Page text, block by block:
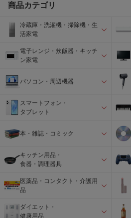
商品カテゴリ
冷蔵庫・洗濯機・掃除機・生
活家電
電子レンジ・炊飯器・キッチ
ン家電
パソコン・周辺機器
スマートフォン・
タブレット
本・雑誌・コミック
キッチン用品・
食器・調理器具
医薬品・コンタクト・介護用
品
ダイエット・
健康用品